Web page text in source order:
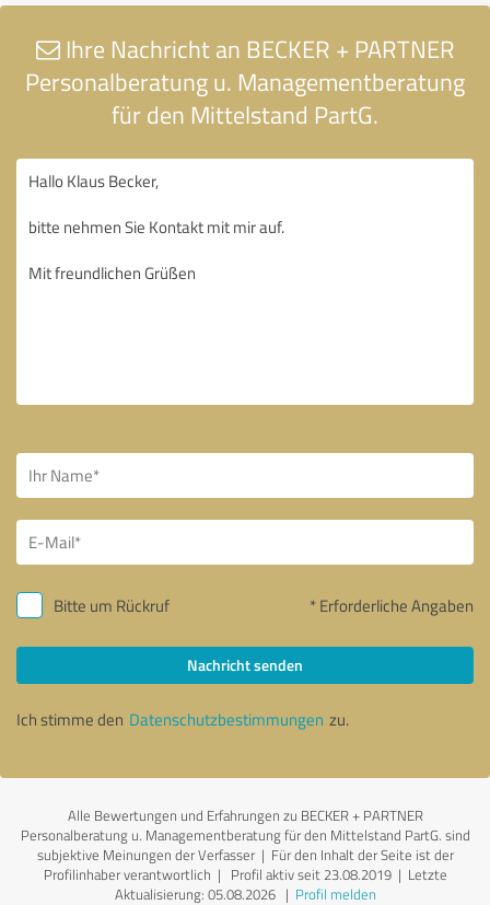
Ihre Nachricht an BECKER + PARTNER
Personalberatung u. Managementberatung
für den Mittelstand PartG.
Bitte um Rückruf * Erforderliche Angaben
Nachricht senden
Ich stimme den Datenschutzbestimmungen zu.
Alle Bewertungen und Erfahrungen zu BECKER + PARTNER
Personalberatung u. Managementberatung für den Mittelstand PartG. sind
subjektive Meinungen der Verfasser | Für den Inhalt der Seite ist der
Profilinhaber verantwortlich | Profil aktiv seit 23.08.2019 | Letzte
Aktualisierung: 05.08.2026| Profil melden